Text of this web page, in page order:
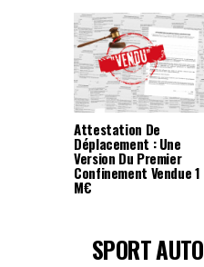
Attestation De
Déplacement : Une
Version Du Premier
Confinement Vendue 1
M€
SPORT AUTO